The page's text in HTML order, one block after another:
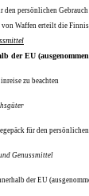
den persönlichen
Waffen erteilt die
der EU
zu beachten
für den
Genussmittel
der EU